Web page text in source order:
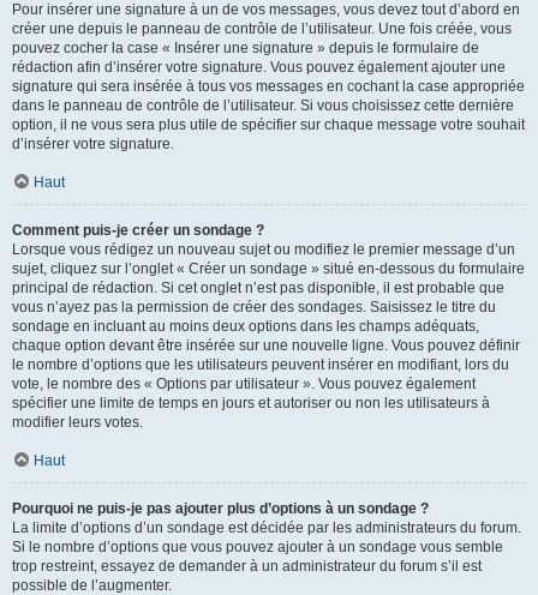
Pour insérer une signature à un de vos messages, vous devez tout d’abord en
créer une depuis le panneau de contrôle de l’utilisateur. Une fois créée, vous
pouvez cocher la case « Insérer une signature » depuis le formulaire de
rédaction afin d’insérer votre signature. Vous pouvez également ajouter une
signature qui sera insérée à tous vos messages en cochant la case appropriée
dans le panneau de contrôle de l’utilisateur. Si vous choisissez cette dernière
option, il ne vous sera plus utile de spécifier sur chaque message votre souhait
d’insérer votre signature.
Haut
Comment puis-je créer un sondage ?
Lorsque vous rédigez un nouveau sujet ou modifiez le premier message d’un
sujet, cliquez sur l’onglet « Créer un sondage » situé en-dessous du formulaire
principal de rédaction. Si cet onglet n’est pas disponible, il est probable que
vous n’ayez pas la permission de créer des sondages. Saisissez le titre du
sondage en incluant au moins deux options dans les champs adéquats,
chaque option devant être insérée sur une nouvelle ligne. Vous pouvez définir
le nombre d’options que les utilisateurs peuvent insérer en modifiant, lors du
vote, le nombre des « Options par utilisateur ». Vous pouvez également
spécifier une limite de temps en jours et autoriser ou non les utilisateurs à
modifier leurs votes.
Haut
Pourquoi ne puis-je pas ajouter plus d’options à un sondage ?
La limite d’options d’un sondage est décidée par les administrateurs du forum.
Si le nombre d’options que vous pouvez ajouter à un sondage vous semble
trop restreint, essayez de demander à un administrateur du forum s’il est
possible de l’augmenter.